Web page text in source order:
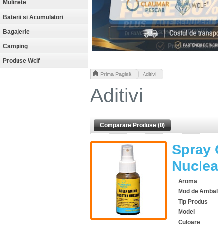
Mulinete
Baterii si Acumulatori
Bagajerie
Camping
Produse Wolf
Prima Pagină Aditivi
Aditivi
Comparare Produse (0)
Spray
Aroma
Mod de
Tip Produs
Model
Culoare